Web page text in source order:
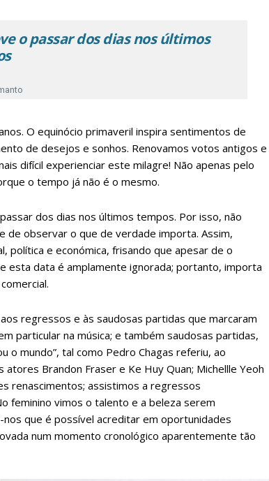
o passar dos dias nos últimos
O equinócio primaveril inspira sentimentos de
de desejos e sonhos. Renovamos votos antigos e
difícil experienciar este milagre! Não apenas pelo
o tempo já não é o mesmo.
dos dias nos últimos tempos. Por isso, não
de observar o que de verdade importa. Assim,
política e económica, frisando que apesar de o
esta data é amplamente ignorada; portanto, importa
regressos e às saudosas partidas que marcaram
particular na música; e também saudosas partidas,
o mundo”, tal como Pedro Chagas referiu, ao
Brandon Fraser e Ke Huy Quan; Michellle Yeoh
renascimentos; assistimos a regressos
feminino vimos o talento e a beleza serem
que é possível acreditar em oportunidades
num momento cronológico aparentemente tão